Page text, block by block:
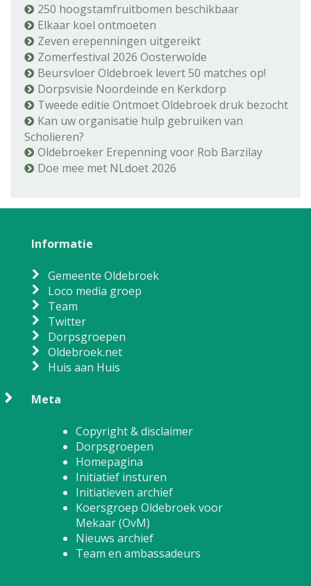
250 hoogstamfruitbomen beschikbaar
Elkaar koel ontmoeten
Zeven erepenningen uitgereikt
Zomerfestival 2026 Oosterwolde
Beursvloer Oldebroek levert 50 matches op!
Dorpsvisie Noordeinde en Kerkdorp
Tweede editie Ontmoet Oldebroek druk bezocht
Kan uw organisatie hulp gebruiken van
Scholieren?
Oldebroeker Erepenning voor Rob Barzilay
Doe mee met NLdoet 2026
Informatie
Gemeente Oldebroek
Loco media groep
Team
Twitter
Dorpsgroepen
Oldebroek.net
Huis aan Huis
Meta
Copyright & disclaimer
Dorpsgroepen
Homepagina
Initiatief insturen
Initiatieven archief
Koersgroep Oldebroek voor
Mekaar (OvM)
Nieuws archief
Team en ambassadeurs